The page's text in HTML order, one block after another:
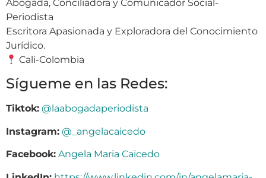
Abogada, Conciliadora y Comunicador Social-
Periodista
Escritora Apasionada y Exploradora del Conocimiento
Jurídico.
Cali-Colombia
Sígueme en las Redes:
Tiktok: @laabogadaperiodista
Instagram: @_angelacaicedo
Facebook: Angela Maria Caicedo